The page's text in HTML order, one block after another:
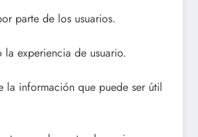
parte de los usuarios.
experiencia de usuario.
la información que puede ser útil